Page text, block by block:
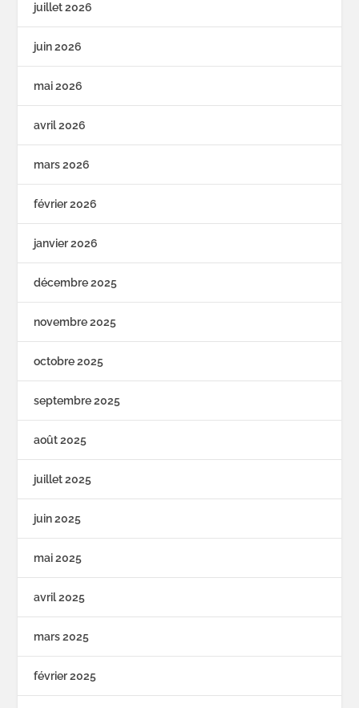
juillet 2026
juin 2026
mai 2026
avril 2026
mars 2026
février 2026
janvier 2026
décembre 2025
novembre 2025
octobre 2025
septembre 2025
août 2025
juillet 2025
juin 2025
mai 2025
avril 2025
mars 2025
février 2025